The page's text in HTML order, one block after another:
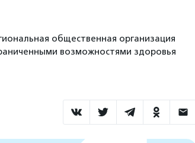
общественная организация
возможностями здоровья